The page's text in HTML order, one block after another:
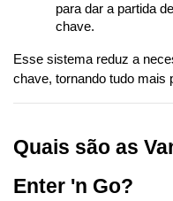
para dar a partida
chave.
Esse sistema reduz a
chave, tornando tudo mais
Quais são as
Enter 'n Go?